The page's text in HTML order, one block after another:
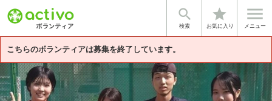

検索
star
お気に入り

メニュー
こちらのボランティアは募集を終了しています。
基本情報 募集詳細 法人情報